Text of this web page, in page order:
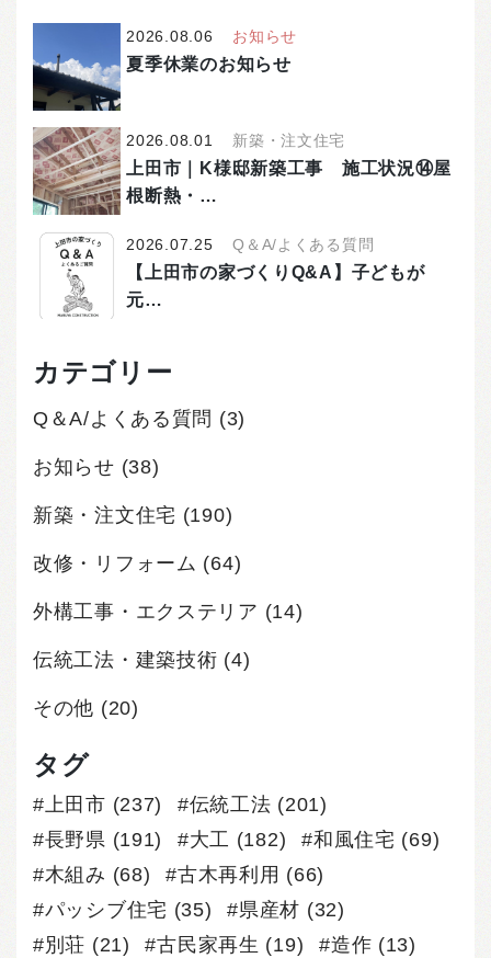
2026.08.06 お知らせ
夏季休業のお知らせ
2026.08.01 新築・注文住宅
上田市｜K様邸新築工事 施工状況⑭屋
根断熱・…
2026.07.25 Q＆A/よくある質問
【上田市の家づくりQ&A】子どもが
元…
カテゴリー
Q＆A/よくある質問 (3)
お知らせ (38)
新築・注文住宅 (190)
改修・リフォーム (64)
外構工事・エクステリア (14)
伝統工法・建築技術 (4)
その他 (20)
タグ
上田市 (237) 伝統工法 (201)
長野県 (191) 大工 (182) 和風住宅 (69)
木組み (68) 古木再利用 (66)
パッシブ住宅 (35) 県産材 (32)
別荘 (21) 古民家再生 (19) 造作 (13)